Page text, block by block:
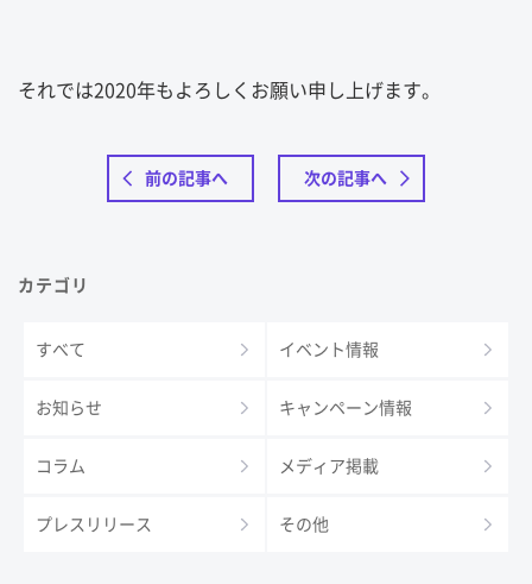
それでは2020年もよろしくお願い申し上げます。
前の記事へ 次の記事へ
カテゴリ
すべて イベント情報
お知らせ キャンペーン情報
コラム メディア掲載
プレスリリース その他